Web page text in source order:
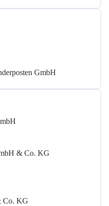
GmbH
& Co. KG
Co. KG